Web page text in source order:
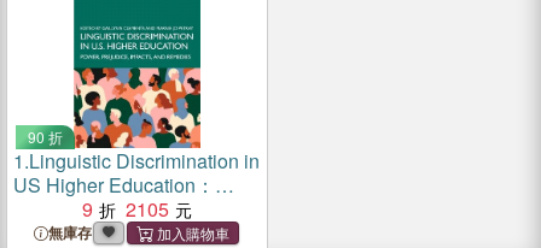
90 折
1.Linguistic Discrimination in
US Higher Education：
Power, Prejudice, Impacts,
and Remedies
9 2105
無庫存